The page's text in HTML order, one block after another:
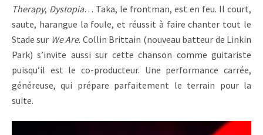
Therapy, Dystopia… Taka, le frontman, est en feu. Il court,
saute, harangue la foule, et réussit à faire chanter tout le
Stade sur We Are. Collin Brittain (nouveau batteur de Linkin
Park) s’invite aussi sur cette chanson comme guitariste
puisqu’il est le co-producteur. Une performance carrée,
généreuse, qui prépare parfaitement le terrain pour la
suite.